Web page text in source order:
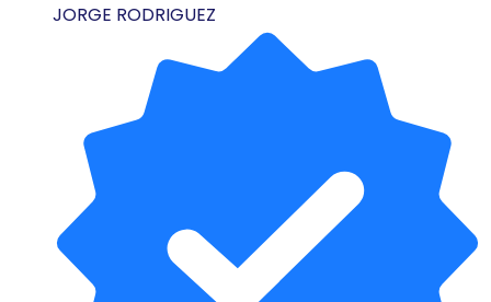
JORGE RODRIGUEZ